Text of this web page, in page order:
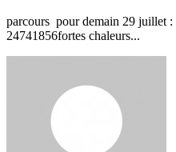
parcours pour demain 29
24741856fortes chaleurs...